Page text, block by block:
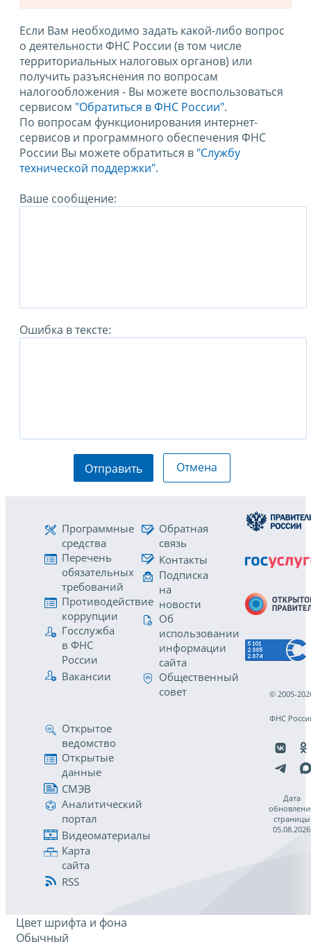
Если Вам необходимо задать какой-либо вопрос
о деятельности ФНС России (в том числе
территориальных налоговых органов) или
получить разъяснения по вопросам
налогообложения - Вы можете воспользоваться
сервисом "Обратиться в ФНС России".
По вопросам функционирования интернет-
сервисов и программного обеспечения ФНС
России Вы можете обратиться в "Службу
технической поддержки".
Ваше сообщение:
Ошибка в тексте:
Отправить Отмена
Программные
средства
Перечень
обязательных
требований
Противодействие
коррупции
Госслужба
в ФНС
России
Вакансии
Обратная
связь
Контакты
Подписка
на
новости
Об
использовании
информации
сайта
Общественный
совет
Открытое
ведомство
Открытые
данные
СМЭВ
Аналитический
портал
Видеоматериалы
Карта
сайта
RSS
© 2005-
ФНС
Дата
страницы
05.08.2026
Цвет шрифта и фона
Обычный